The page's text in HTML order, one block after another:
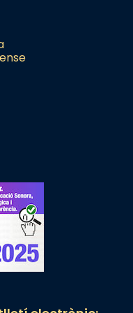
de
per Mn.
privilegi
i té una
hores. Després,
al voltant
de les santes.
un grup de
propis. Festa
ves per les